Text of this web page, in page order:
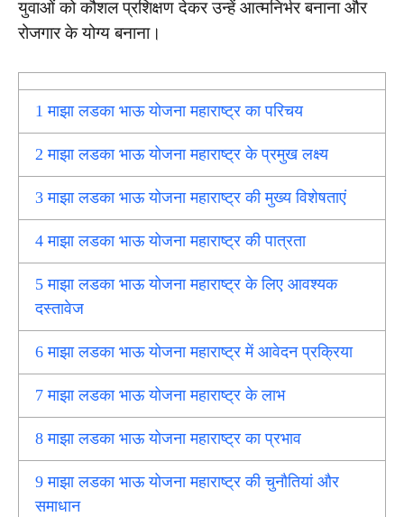
युवाओं को कौशल प्रशिक्षण देकर उन्हें आत्मनिर्भर बनाना और
रोजगार के योग्य बनाना।
1 माझा लडका भाऊ योजना महाराष्ट्र का परिचय
2 माझा लडका भाऊ योजना महाराष्ट्र के प्रमुख लक्ष्य
3 माझा लडका भाऊ योजना महाराष्ट्र की मुख्य विशेषताएं
4 माझा लडका भाऊ योजना महाराष्ट्र की पात्रता
5 माझा लडका भाऊ योजना महाराष्ट्र के लिए आवश्यक
दस्तावेज
6 माझा लडका भाऊ योजना महाराष्ट्र में आवेदन प्रक्रिया
7 माझा लडका भाऊ योजना महाराष्ट्र के लाभ
8 माझा लडका भाऊ योजना महाराष्ट्र का प्रभाव
9 माझा लडका भाऊ योजना महाराष्ट्र की चुनौतियां और
समाधान